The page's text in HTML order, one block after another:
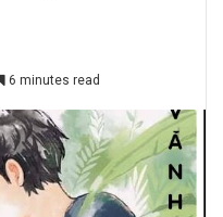
6 minutes read